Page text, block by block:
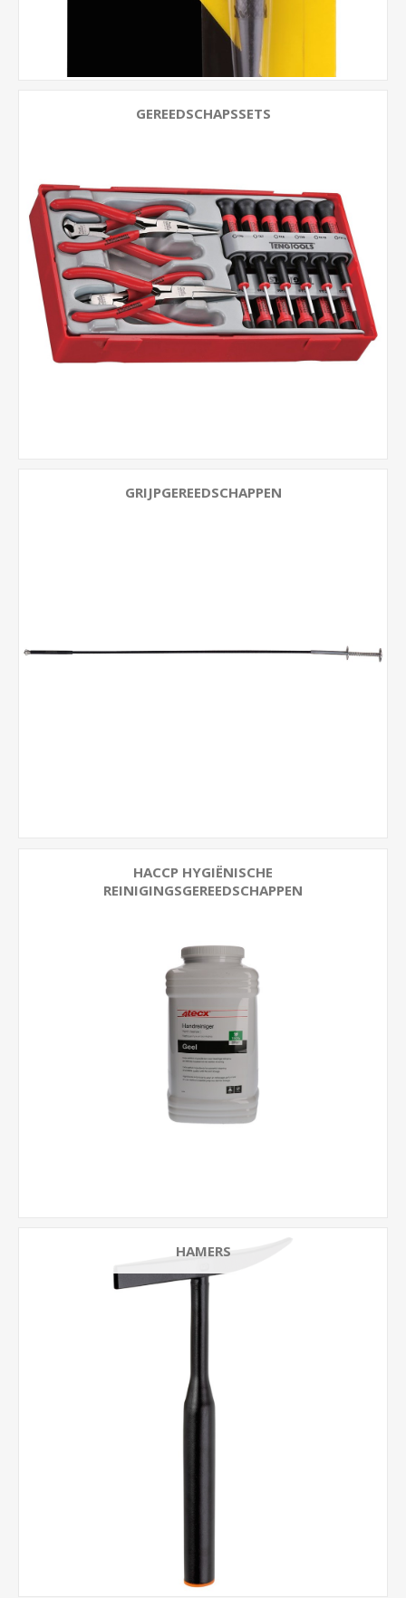
GEREEDSCHAPSSETS
GRIJPGEREEDSCHAPPEN
HACCP HYGIËNISCHE
REINIGINGSGEREEDSCHAPPEN
HAMERS